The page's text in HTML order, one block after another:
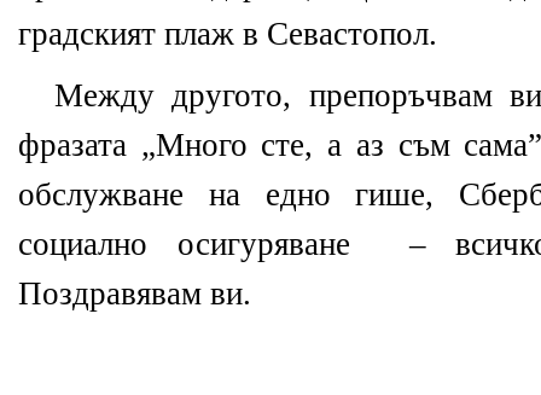
градският плаж в Севастопол.
Между другото, препоръчвам
фразата „Много сте, а аз съм
обслужване на едно гише,
социално осигуряване –
Поздравявам ви.